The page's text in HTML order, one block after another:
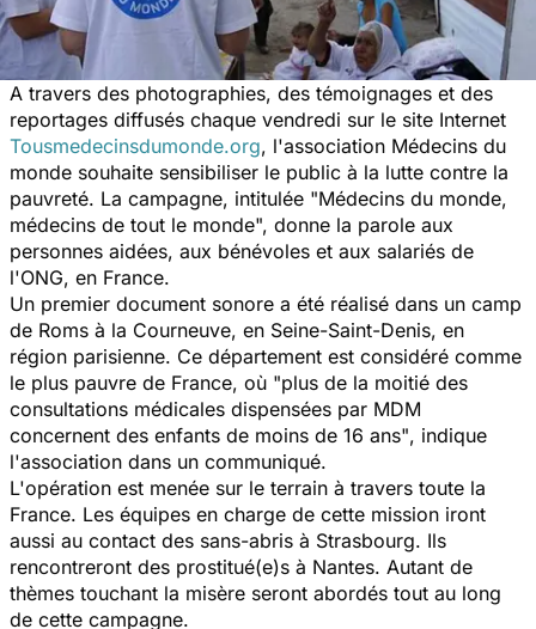
A travers des photographies, des témoignages et des
reportages diffusés chaque vendredi sur le site Internet
Tousmedecinsdumonde.org, l'association Médecins du
monde souhaite sensibiliser le public à la lutte contre la
pauvreté. La campagne, intitulée "Médecins du monde,
médecins de tout le monde", donne la parole aux
personnes aidées, aux bénévoles et aux salariés de
l'ONG, en France.
Un premier document sonore a été réalisé dans un camp
de Roms à la Courneuve, en Seine-Saint-Denis, en
région parisienne. Ce département est considéré comme
le plus pauvre de France, où "plus de la moitié des
consultations médicales dispensées par MDM
concernent des enfants de moins de 16 ans", indique
l'association dans un communiqué.
L'opération est menée sur le terrain à travers toute la
France. Les équipes en charge de cette mission iront
aussi au contact des sans-abris à Strasbourg. Ils
rencontreront des prostitué(e)s à Nantes. Autant de
thèmes touchant la misère seront abordés tout au long
de cette campagne.